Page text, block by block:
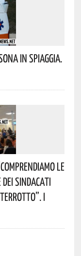
In Spiaggia.
Le
Sindacati
I